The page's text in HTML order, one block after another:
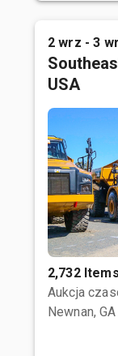
2 wrz - 3
USA
2,732 Items
Aukcja
Newnan, GA